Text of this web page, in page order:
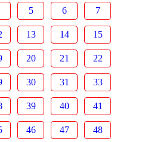
5 6 7
13 14 15
20 21 22
30 31 33
39 40 41
46 47 48